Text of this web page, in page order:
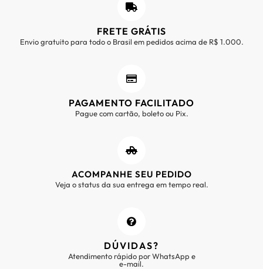
FRETE GRÁTIS
Envio gratuito para todo o Brasil em pedidos acima de R$ 1.000.
PAGAMENTO FACILITADO
Pague com cartão, boleto ou Pix.
ACOMPANHE SEU PEDIDO
Veja o status da sua entrega em tempo real.
DÚVIDAS?
Atendimento rápido por WhatsApp e
e-mail.